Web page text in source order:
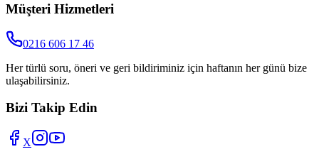
Müşteri Hizmetleri
0216 606 17 46
Her türlü soru, öneri ve geri bildiriminiz için haftanın her günü bize
ulaşabilirsiniz.
Bizi Takip Edin
X